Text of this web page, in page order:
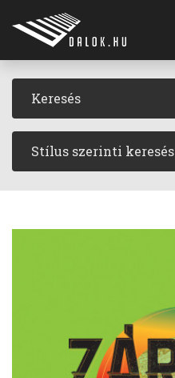
Stílus szerinti keresés